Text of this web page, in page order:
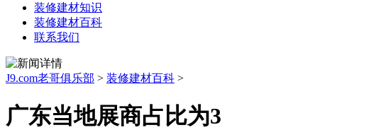
装修建材知识
装修建材百科
联系我们
J9.com老哥俱乐部 > 装修建材百科 >
广东当地展商占比为3